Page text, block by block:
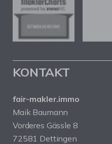
KONTAKT
fair-makler.immo
Maik Baumann
Vorderes Gässle 8
72581 Dettingen